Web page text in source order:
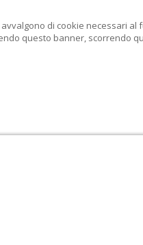
di cookie necessari
questo banner, scorrendo